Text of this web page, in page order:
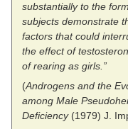
substantially to the
subjects demonstrate
factors that could
the effect of
of rearing as girls.”
(Androgens and the
among Male
Deficiency(1979) J.